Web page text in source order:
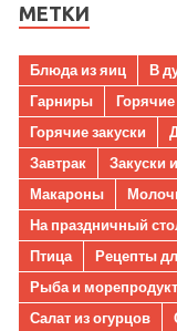
МЕТКИ
Блюда из яиц В
Гарниры
Горячие закуски
Завтрак
Закуски
Макароны
На праздничный
Птица
Рецепты
Рыба и
Салат из огурцов